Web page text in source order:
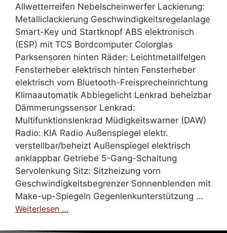
Allwetterreifen Nebelscheinwerfer Lackierung:
Metalliclackierung Geschwindigkeitsregelanlage
Smart-Key und Startknopf ABS elektronisch
(ESP) mit TCS Bordcomputer Colorglas
Parksensoren hinten Räder: Leichtmetallfelgen
Fensterheber elektrisch hinten Fensterheber
elektrisch vorn Bluetooth-Freisprecheinrichtung
Klimaautomatik Abbiegelicht Lenkrad beheizbar
Dämmerungssensor Lenkrad:
Multifunktionslenkrad Müdigkeitswarner (DAW)
Radio: KIA Radio Außenspiegel elektr.
verstellbar/beheizt Außenspiegel elektrisch
anklappbar Getriebe 5-Gang-Schaltung
Servolenkung Sitz: Sitzheizung vorn
Geschwindigkeitsbegrenzer Sonnenblenden mit
Make-up-Spiegeln Gegenlenkunterstützung …
Weiterlesen …